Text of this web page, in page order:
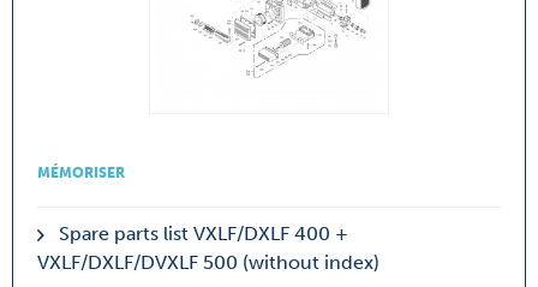
MÉMORISER
Spare parts list VXLF/DXLF 400 +
VXLF/DXLF/DVXLF 500 (without index)